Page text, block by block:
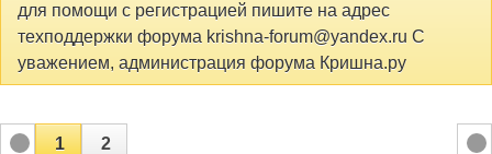
для помощи с регистрацией пишите на адрес
техподдержки форума krishna-forum@yandex.ru С
уважением, администрация форума Кришна.ру
1 2